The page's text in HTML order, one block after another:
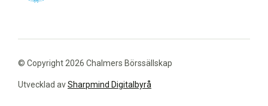
© Copyright 2026 Chalmers Börssällskap
Utvecklad avSharpmind Digitalbyrå